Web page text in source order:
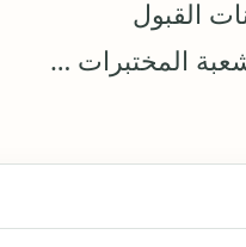
و1131 خاضوا امتحانات القبول